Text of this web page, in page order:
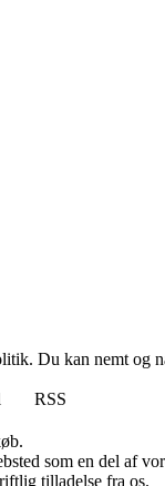
Du kan nemt og
RSS
som en del af
tilladelse fra os.